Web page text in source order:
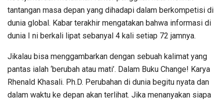
tantangan masa depan yang dihadapi dalam berkompetisi di
dunia global. Kabar terakhir mengatakan bahwa informasi di
dunia I ni berkali lipat sebanyal 4 kali setiap 72 jamnya.
Jikalau bisa menggambarkan dengan sebuah kalimat yang
pantas ialah ‘berubah atau mati’. Dalam Buku Change! Karya
Rhenald Khasali. Ph.D. Perubahan di dunia begitu nyata dan
dalam waktu ke depan akan terlihat. Jika menanyakan siapa